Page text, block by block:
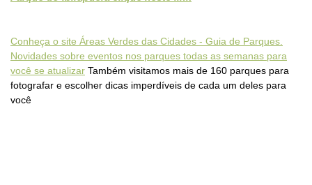
Conheça o site Áreas Verdes das Cidades - Guia de Parques.
Novidades sobre eventos nos parques todas as semanas para
você se atualizar Também visitamos mais de 160 parques para
fotografar e escolher dicas imperdíveis de cada um deles para
você